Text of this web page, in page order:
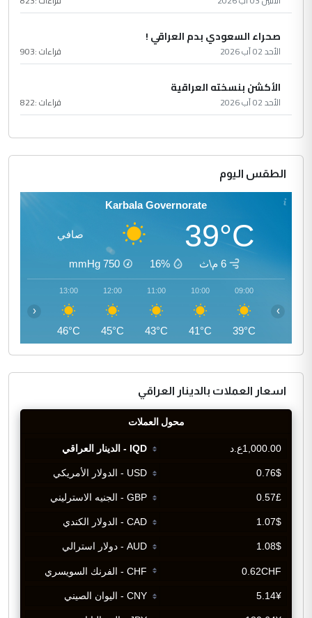
صحراء السعودي بدم العراقي !
الأحد 02 آب 2026 قراءات :903
الأكشن بنسخته العراقية
الأحد 02 آب 2026 قراءات :822
الطقس اليوم
Karbala Governorate
39°C صافي
6 م\ث 16%
750
mmHg
09:00
39°C
10:00
41°C
11:00
43°C
12:00
45°C
13:00
46°C
‹ ›
اسعار العملات بالدينار العراقي